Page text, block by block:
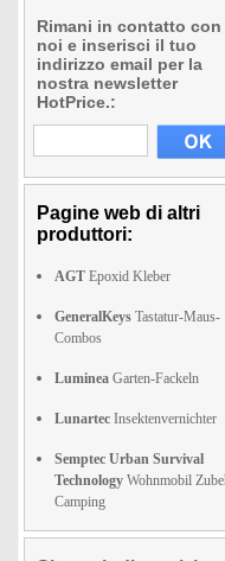
Rimani in contatto con
noi e inserisci il tuo
indirizzo email per la
nostra newsletter
HotPrice.:
Pagine web di altri
produttori:
AGT Epoxid Kleber
GeneralKeys Tastatur-Maus-
Combos
Luminea Garten-Fackeln
Lunartec Insektenvernichter
Semptec Urban Survival
Technology Wohnmobil
Camping